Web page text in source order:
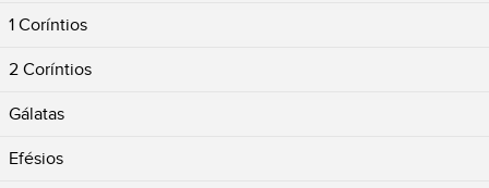
1 Coríntios
2 Coríntios
Gálatas
Efésios